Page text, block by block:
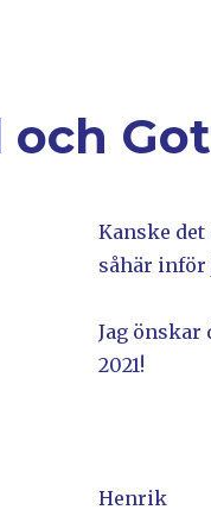
och
Kanske
såhär inför
Jag önskar
2021!
Henrik